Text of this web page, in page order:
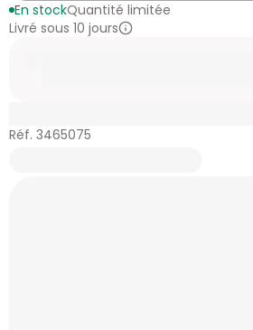
En stockQuantité limitée
Livré sous 10 jours
Réf. 3465075